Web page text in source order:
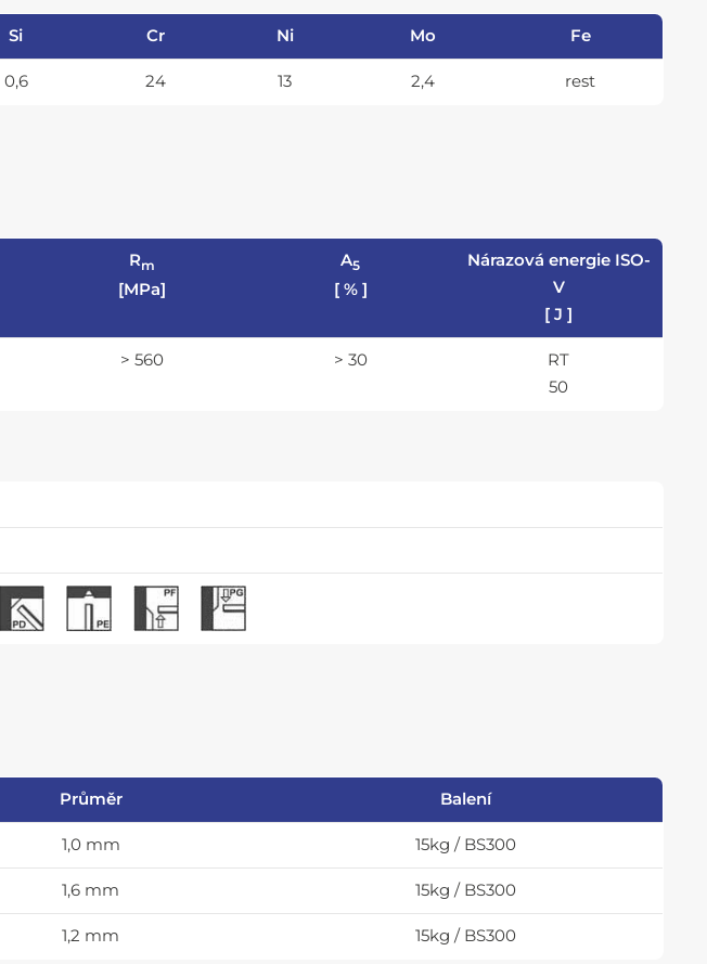
Si Cr Ni Mo Fe
0,6 24 13 2,4 rest
Rm
[MPa]
A5
[ % ]
Nárazová energie ISO-
V
[ J ]
> 560 > 30
RT
50
Průměr Balení
1,0 mm 15kg / BS300
1,6 mm 15kg / BS300
1,2 mm 15kg / BS300